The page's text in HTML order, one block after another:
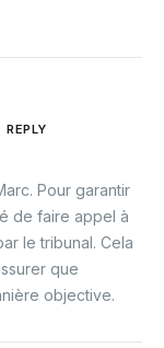
REPLY
Pour garantir
de faire appel à
le tribunal. Cela
que
objective.